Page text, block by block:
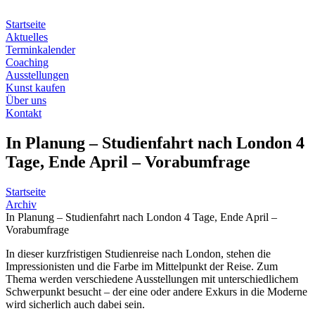
Inhalt
springen
Startseite
Aktuelles
Terminkalender
Coaching
Ausstellungen
Kunst kaufen
Über uns
Kontakt
In Planung – Studienfahrt nach London 4
Tage, Ende April – Vorabumfrage
Startseite
Archiv
In Planung – Studienfahrt nach London 4 Tage, Ende April –
Vorabumfrage
In dieser kurzfristigen Studienreise nach London, stehen die
Impressionisten und die Farbe im Mittelpunkt der Reise. Zum
Thema werden verschiedene Ausstellungen mit unterschiedlichem
Schwerpunkt besucht – der eine oder andere Exkurs in die Moderne
wird sicherlich auch dabei sein.